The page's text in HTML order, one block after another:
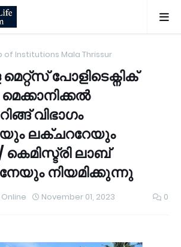
of Institutions Mala Thrissur
പോളിടെക്നിക്
വിഭാഗം
ലക്ചററേയും
ലാബ്
നേയും നിയമിക്കുന്നു
November 01, 2023 0